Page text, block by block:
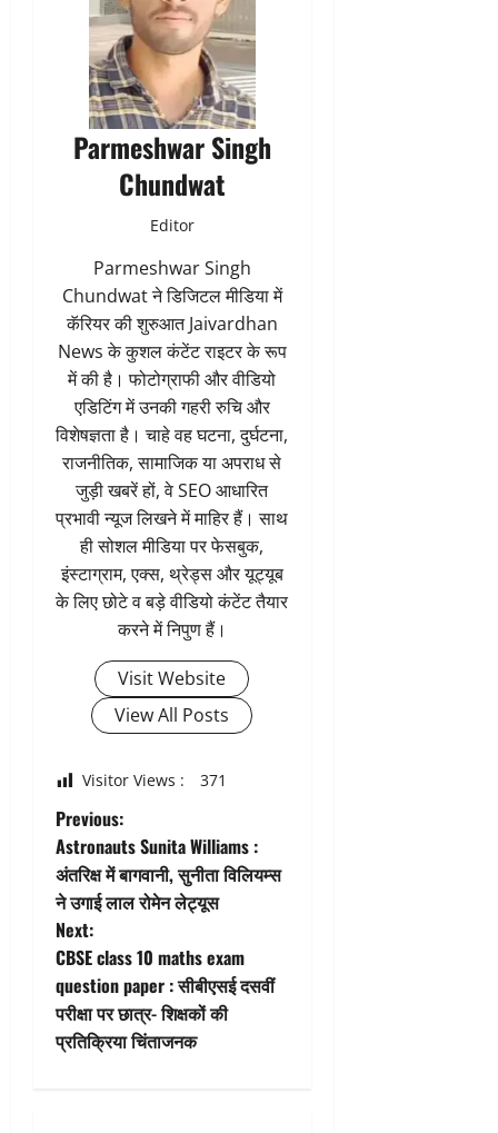
Parmeshwar Singh
Chundwat
Editor
Parmeshwar Singh
Chundwat ने डिजिटल मीडिया में
कॅरियर की शुरुआत Jaivardhan
News के कुशल कंटेंट राइटर के रूप
में की है। फोटोग्राफी और वीडियो
एडिटिंग में उनकी गहरी रुचि और
विशेषज्ञता है। चाहे वह घटना, दुर्घटना,
राजनीतिक, सामाजिक या अपराध से
जुड़ी खबरें हों, वे SEO आधारित
प्रभावी न्यूज लिखने में माहिर हैं। साथ
ही सोशल मीडिया पर फेसबुक,
इंस्टाग्राम, एक्स, थ्रेड्स और यूट्यूब
के लिए छोटे व बड़े वीडियो कंटेंट तैयार
करने में निपुण हैं।
Visit Website
View All Posts
Visitor Views : 371
P
o
s
t
n
a
Previous:
Astronauts Sunita Williams :
अंतरिक्ष में बागवानी, सुनीता विलियम्स
ने उगाई लाल रोमेन लेट्यूस
Next:
CBSE class 10 maths exam
question paper : सीबीएसई दसवीं
परीक्षा पर छात्र- शिक्षकों की
प्रतिक्रिया चिंताजनक